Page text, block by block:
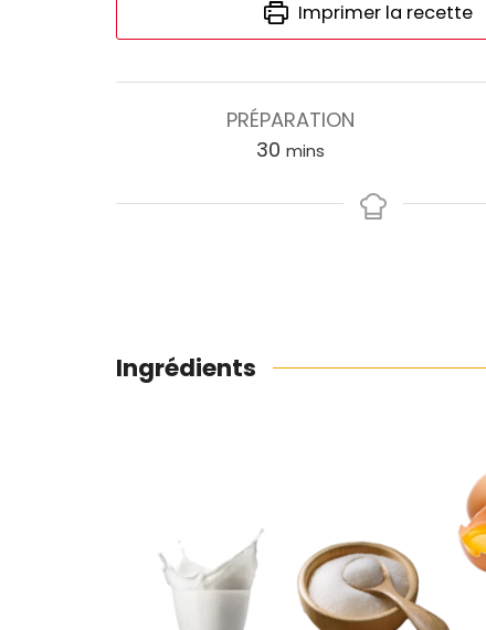
Imprimer la recette
PRÉPARATION
30 mins
Ingrédients